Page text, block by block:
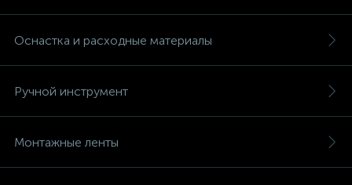
Оснастка и расходные материалы
Ручной инструмент
Монтажные ленты